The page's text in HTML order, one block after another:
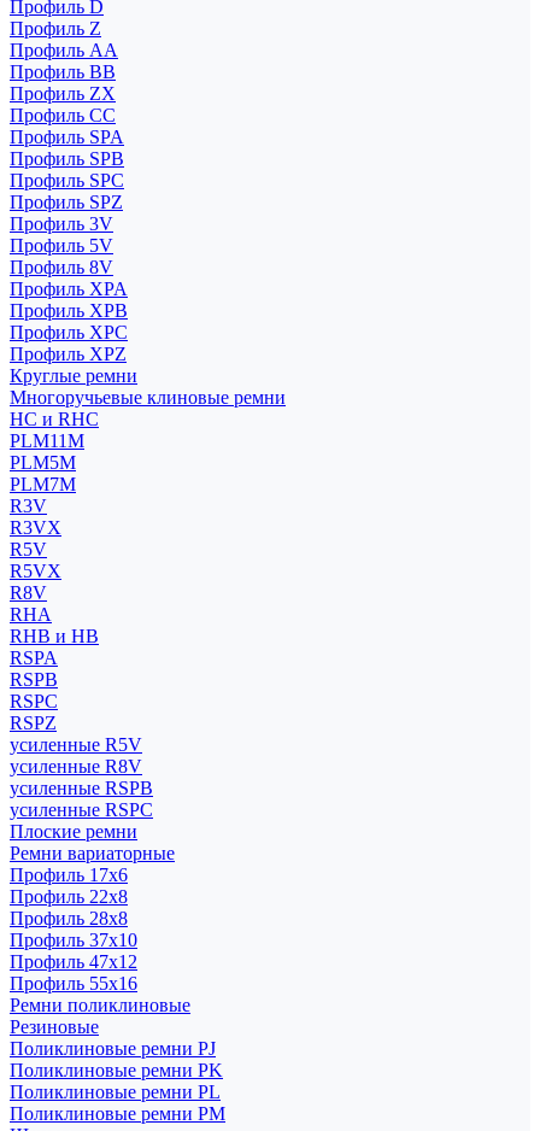
Профиль D
Профиль Z
Профиль АА
Профиль BB
Профиль ZX
Профиль CC
Профиль SPA
Профиль SPB
Профиль SPC
Профиль SPZ
Профиль 3V
Профиль 5V
Профиль 8V
Профиль XPA
Профиль XPB
Профиль XPC
Профиль XPZ
Круглые ремни
Многоручьевые клиновые ремни
HC и RHC
PLM11M
PLM5M
PLM7M
R3V
R3VX
R5V
R5VX
R8V
RHA
RHB и HB
RSPA
RSPB
RSPC
RSPZ
усиленные R5V
усиленные R8V
усиленные RSPB
усиленные RSPC
Плоские ремни
Ремни вариаторные
Профиль 17x6
Профиль 22x8
Профиль 28x8
Профиль 37x10
Профиль 47x12
Профиль 55x16
Ремни поликлиновые
Резиновые
Поликлиновые ремни PJ
Поликлиновые ремни PK
Поликлиновые ремни PL
Поликлиновые ремни PM